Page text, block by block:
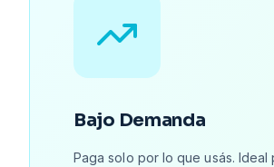
Bajo Demanda
Paga solo por lo que usás. Ideal